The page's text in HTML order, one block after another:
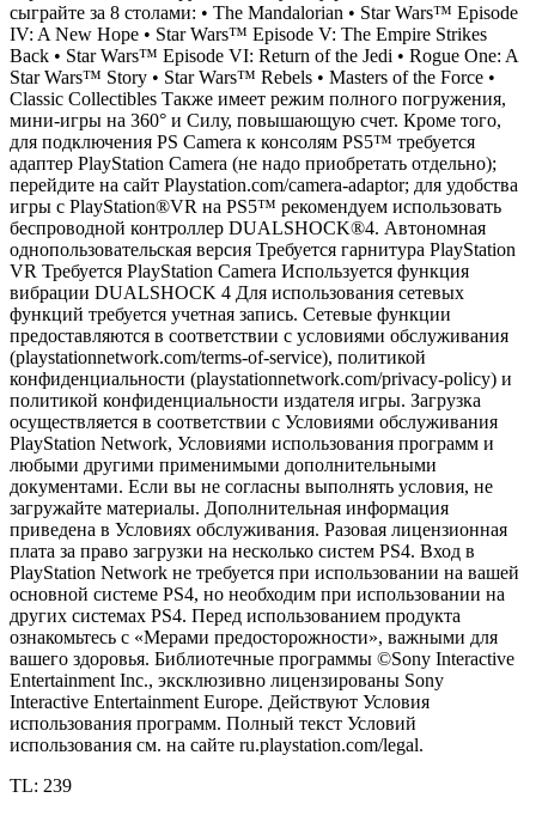
сыграйте за 8 столами: • The Mandalorian • Star Wars™ Episode
IV: A New Hope • Star Wars™ Episode V: The Empire Strikes
Back • Star Wars™ Episode VI: Return of the Jedi • Rogue One: A
Star Wars™ Story • Star Wars™ Rebels • Masters of the Force •
Classic Collectibles Также имеет режим полного погружения,
мини-игры на 360° и Силу, повышающую счет. Кроме того,
для подключения PS Camera к консолям PS5™ требуется
адаптер PlayStation Camera (не надо приобретать отдельно);
перейдите на сайт Playstation.com/camera-adaptor; для удобства
игры с PlayStation®VR на PS5™ рекомендуем использовать
беспроводной контроллер DUALSHOCK®4. Автономная
однопользовательская версия Требуется гарнитура PlayStation
VR Требуется PlayStation Camera Используется функция
вибрации DUALSHOCK 4 Для использования сетевых
функций требуется учетная запись. Сетевые функции
предоставляются в соответствии с условиями обслуживания
(playstationnetwork.com/terms-of-service), политикой
конфиденциальности (playstationnetwork.com/privacy-policy) и
политикой конфиденциальности издателя игры. Загрузка
осуществляется в соответствии с Условиями обслуживания
PlayStation Network, Условиями использования программ и
любыми другими применимыми дополнительными
документами. Если вы не согласны выполнять условия, не
загружайте материалы. Дополнительная информация
приведена в Условиях обслуживания. Разовая лицензионная
плата за право загрузки на несколько систем PS4. Вход в
PlayStation Network не требуется при использовании на вашей
основной системе PS4, но необходим при использовании на
других системах PS4. Перед использованием продукта
ознакомьтесь с «Мерами предосторожности», важными для
вашего здоровья. Библиотечные программы ©Sony Interactive
Entertainment Inc., эксклюзивно лицензированы Sony
Interactive Entertainment Europe. Действуют Условия
использования программ. Полный текст Условий
использования см. на сайте ru.playstation.com/legal.
TL: 239